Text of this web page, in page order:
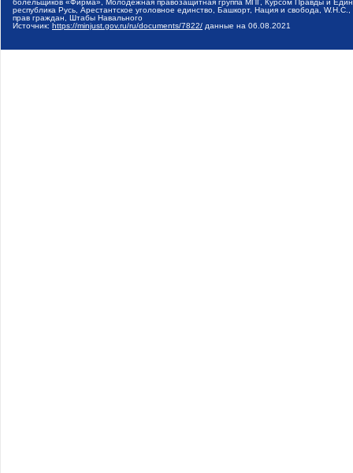
болельщиков «Фирма», Молодежная правозащитная группа МПГ, Курсом Правды и
республика Русь, Арестантское уголовное единство, Башкорт, Нация и свобода,
прав граждан, Штабы Навального
Источник: https://minjust.gov.ru/ru/documents/7822/ данные на 06.08.2021